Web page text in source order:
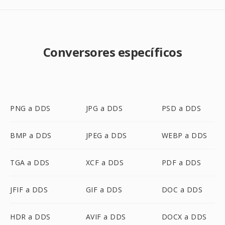
Conversores específicos
PNG a DDS JPG a DDS PSD a DDS
BMP a DDS JPEG a DDS WEBP a DDS
TGA a DDS XCF a DDS PDF a DDS
JFIF a DDS GIF a DDS DOC a DDS
HDR a DDS AVIF a DDS DOCX a DDS